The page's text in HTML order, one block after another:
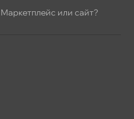
Маркетплейс или сайт?